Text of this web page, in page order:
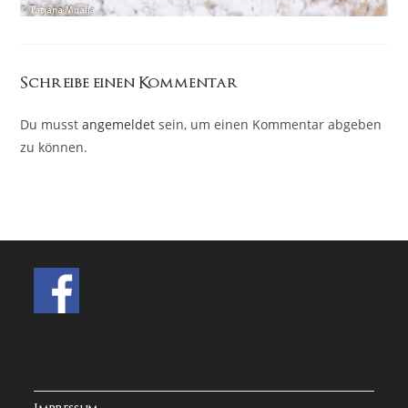
Schreibe einen Kommentar
Du musstangemeldet sein, um einen Kommentar abgeben
zu können.